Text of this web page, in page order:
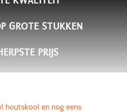
GROTE STUKKEN
PRIJS